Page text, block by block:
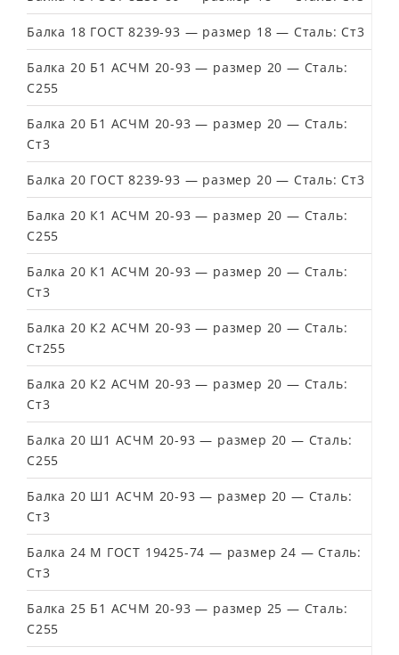
Балка 18 ГОСТ 8239-93 — размер 18 — Сталь: Ст3
Балка 20 Б1 АСЧМ 20-93 — размер 20 — Сталь:
С255
Балка 20 Б1 АСЧМ 20-93 — размер 20 — Сталь:
Ст3
Балка 20 ГОСТ 8239-93 — размер 20 — Сталь: Ст3
Балка 20 К1 АСЧМ 20-93 — размер 20 — Сталь:
С255
Балка 20 К1 АСЧМ 20-93 — размер 20 — Сталь:
Ст3
Балка 20 К2 АСЧМ 20-93 — размер 20 — Сталь:
Ст255
Балка 20 К2 АСЧМ 20-93 — размер 20 — Сталь:
Ст3
Балка 20 Ш1 АСЧМ 20-93 — размер 20 — Сталь:
С255
Балка 20 Ш1 АСЧМ 20-93 — размер 20 — Сталь:
Ст3
Балка 24 М ГОСТ 19425-74 — размер 24 — Сталь:
Ст3
Балка 25 Б1 АСЧМ 20-93 — размер 25 — Сталь:
С255